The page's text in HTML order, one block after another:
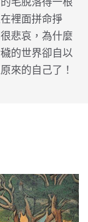
裡面拼命掙
悲哀，為什麼
的世界卻自以
來的自己了！